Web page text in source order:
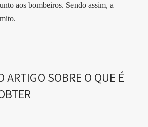
aos bombeiros. Sendo assim, a
ARTIGO SOBRE O QUE É